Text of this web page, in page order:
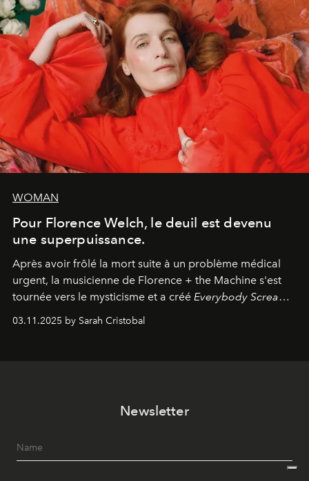
WOMAN
Pour Florence Welch, le deuil est devenu
une superpuissance.
Après avoir frôlé la mort suite à un problème médical
urgent, la musicienne de Florence + the Machine s'est
tournée vers le mysticisme et a créé Everybody Scream
l'un de ses albums les plus profonds à ce jour.
03.11.2025 by Sarah Cristobal
Newsletter